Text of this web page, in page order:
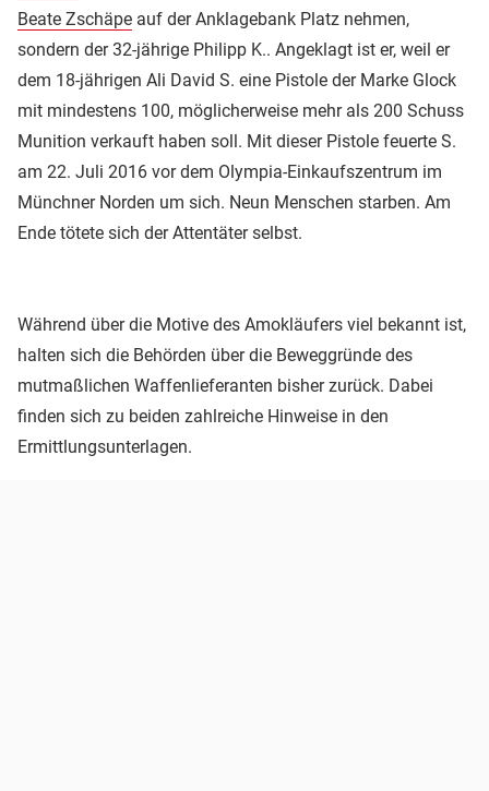
Beate Zschäpe auf der Anklagebank Platz nehmen,
sondern der 32-jährige Philipp K.. Angeklagt ist er, weil er
dem 18-jährigen Ali David S. eine Pistole der Marke Glock
mit mindestens 100, möglicherweise mehr als 200 Schuss
Munition verkauft haben soll. Mit dieser Pistole feuerte S.
am 22. Juli 2016 vor dem Olympia-Einkaufszentrum im
Münchner Norden um sich. Neun Menschen starben. Am
Ende tötete sich der Attentäter selbst.
Während über die Motive des Amokläufers viel bekannt ist,
halten sich die Behörden über die Beweggründe des
mutmaßlichen Waffenlieferanten bisher zurück. Dabei
finden sich zu beiden zahlreiche Hinweise in den
Ermittlungsunterlagen.